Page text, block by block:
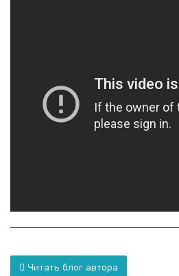
Читать блог автора